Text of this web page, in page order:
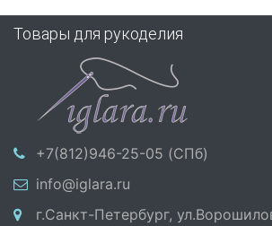
Товары для рукоделия
+7(812)946-25-05 (СПб)
info@iglara.ru
г.Санкт-Петербург,